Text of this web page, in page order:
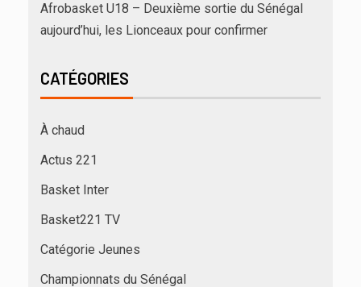
Afrobasket U18 – Deuxième sortie du Sénégal
aujourd’hui, les Lionceaux pour confirmer
CATÉGORIES
À chaud
Actus 221
Basket Inter
Basket221 TV
Catégorie Jeunes
Championnats du Sénégal